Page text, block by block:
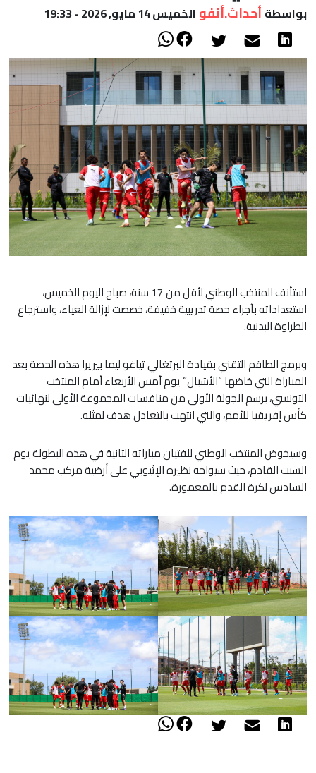
بواسطة أحداث.أنفو الخميس 14 مايو, 2026 - 19:33
استأنف المنتخب الوطني لأقل من 17 سنة، صباح اليوم الخميس،
استعداداته بآجراء حصة تدريبية خفيفة، خصصت لإزالة العياء، واسترجاع
الطراوة البدنية.
وبرمج الطاقم التقني بقيادة البرتغالي تياغو ليما بيريرا هذه الحصة بعد
المباراة التي خاضها “الأشبال” يوم أمس الأربعاء أمام المنتخب
التونسي، برسم الجولة الأولى من منافسات المجموعة الأولى لنهائيات
كأس إفريقيا للأمم، والتي انتهت بالتعادل هدف لمثله.
وسيخوض المنتخب الوطني للفتيان مباراته الثانية في هذه البطولة يوم
السبت القادم، حيث سيواجه نظيره الإثيوبي على أرضية مركب محمد
السادس لكرة القدم بالمعمورة.